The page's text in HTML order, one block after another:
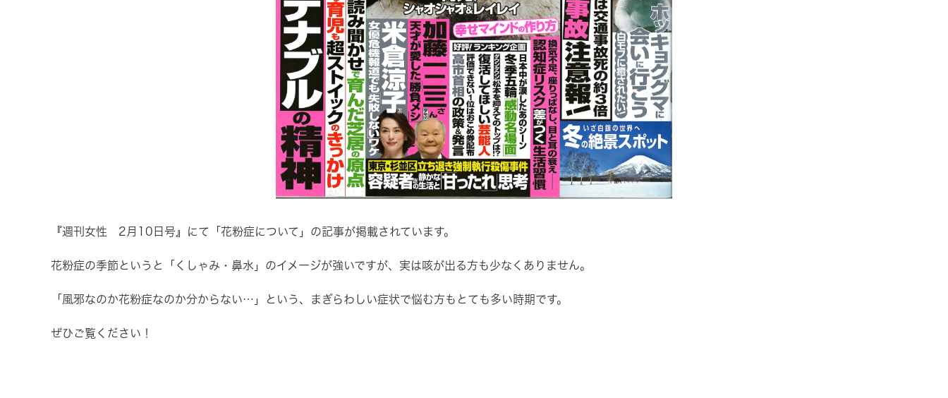
『週刊女性 2月10日号』にて「花粉症について」の記事が掲載されています。
花粉症の季節というと「くしゃみ・鼻水」のイメージが強いですが、実は咳が出る方も少なくありません。
「風邪なのか花粉症なのか分からない…」という、まぎらわしい症状で悩む方もとても多い時期です。
ぜひご覧ください！